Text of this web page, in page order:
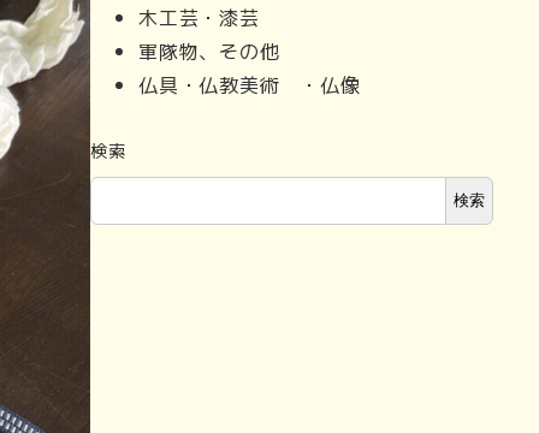
木工芸・漆芸
軍隊物、その他
仏具・仏教美術 ・仏像
検索
検索